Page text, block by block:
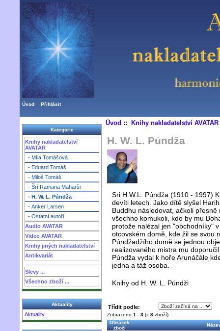
Úvod Přihlásit
Kategorie
Knihy nakladatelství
AVATAR
- Míla Tomášová
- Eduard Tomáš
- Miloš Tomáš
- Šrí Ramana Maharši
- H. W. L. Púndža
- Anker Larsen
- Ostatní autoři
Audio AVATAR
Video AVATAR
Knihy jiných nakladatelství
Antikvariát
Slevy ...
Všechno zboží ...
Aktuality
Aktuality
Úvod :: Knihy nakladatelství AVATAR
H. W. L. Púndža
Sri H.W.L. Púndža (1910 - 1997)
devíti letech. Jako dítě slyšel
Buddhu následovat, ačkoli
všechno komukoli, kdo by mu
protože nalézal jen "obchodníky"
otcovském domě, kde žil se svou
Púndžadžího domě se jednou
realizovaného mistra mu
Púndža vydal k hoře Arunáčále
jedna a táž osoba.
Knihy od H. W. L. Púndži
Třídit podle:
Zobrazeno 1 - 3 (z 3 zboží)
Obrázek
zboží